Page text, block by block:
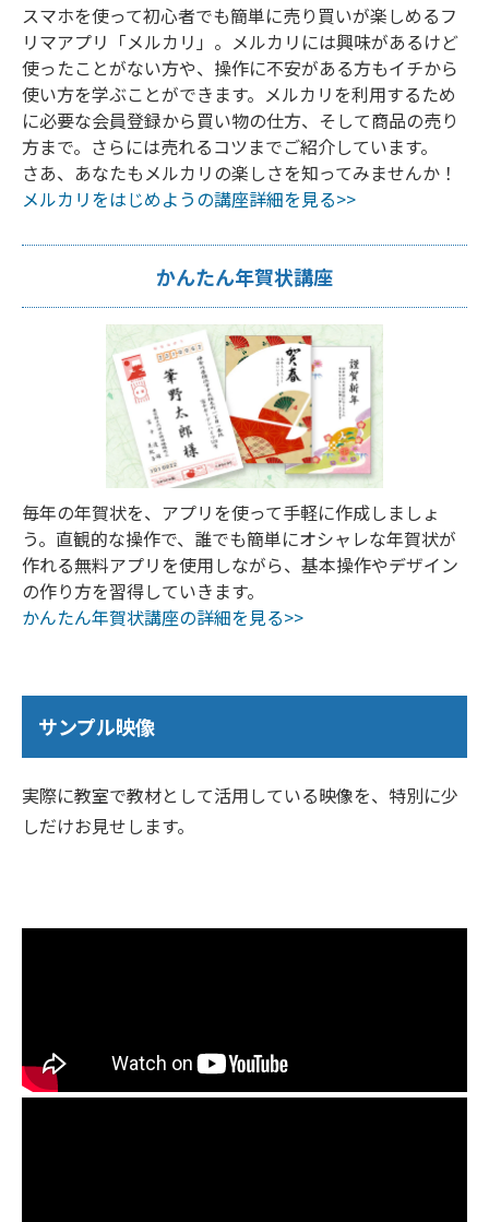
スマホを使って初心者でも簡単に売り買いが楽しめるフ
リマアプリ「メルカリ」。メルカリには興味があるけど
使ったことがない方や、操作に不安がある方もイチから
使い方を学ぶことができます。メルカリを利用するため
に必要な会員登録から買い物の仕方、そして商品の売り
方まで。さらには売れるコツまでご紹介しています。
さあ、あなたもメルカリの楽しさを知ってみませんか！
メルカリをはじめようの講座詳細を見る>>
かんたん年賀状講座
毎年の年賀状を、アプリを使って手軽に作成しましょ
う。直観的な操作で、誰でも簡単にオシャレな年賀状が
作れる無料アプリを使用しながら、基本操作やデザイン
の作り方を習得していきます。
かんたん年賀状講座の詳細を見る>>
サンプル映像
実際に教室で教材として活用している映像を、特別に少
しだけお見せします。